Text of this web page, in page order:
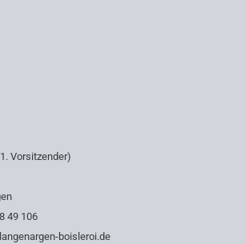
Vorsitzender)
49 106
boisleroi.de